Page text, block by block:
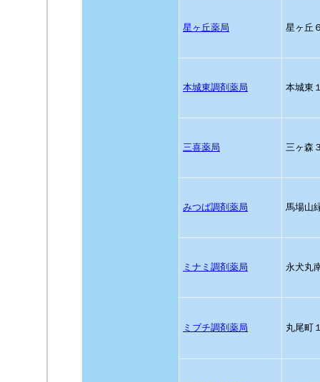
星ヶ丘薬局 星ヶ丘
本城東調剤薬局 本城東
三喜薬局 三ヶ森
みつば調剤薬局 馬場山
ミナミ調剤薬局 永犬丸
ミブチ調剤薬局 丸尾町